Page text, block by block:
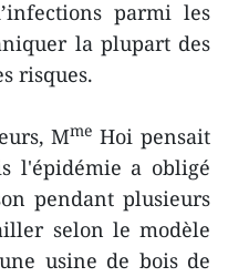
parmi les
la plupart des
risques.
Mme Hoi pensait
l'épidémie a obligé
pendant plusieurs
selon le modèle
usine de bois de